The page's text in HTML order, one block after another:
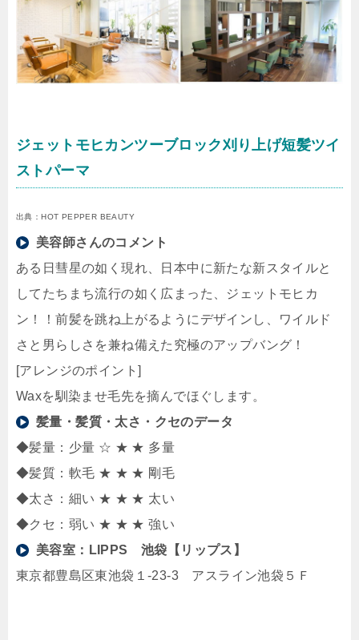
ジェットモヒカンツーブロック刈り上げ短髪ツイ
ストパーマ
出典：HOT PEPPER BEAUTY
美容師さんのコメント
ある日彗星の如く現れ、日本中に新たな新スタイルと
してたちまち流行の如く広まった、ジェットモヒカ
ン！！前髪を跳ね上がるようにデザインし、ワイルド
さと男らしさを兼ね備えた究極のアップバング！
[アレンジのポイント]
Waxを馴染ませ毛先を摘んでほぐします。
髪量・髪質・太さ・クセのデータ
◆髪量：少量 ☆ ★ ★ 多量
◆髪質：軟毛 ★ ★ ★ 剛毛
◆太さ：細い ★ ★ ★ 太い
◆クセ：弱い ★ ★ ★ 強い
美容室： LIPPS 池袋【リップス】
東京都豊島区東池袋１-23-3 アスライン池袋５Ｆ